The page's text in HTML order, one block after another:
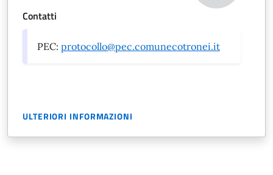
Contatti
PEC: protocollo@pec.comunecotronei.it
ULTERIORI INFORMAZIONI